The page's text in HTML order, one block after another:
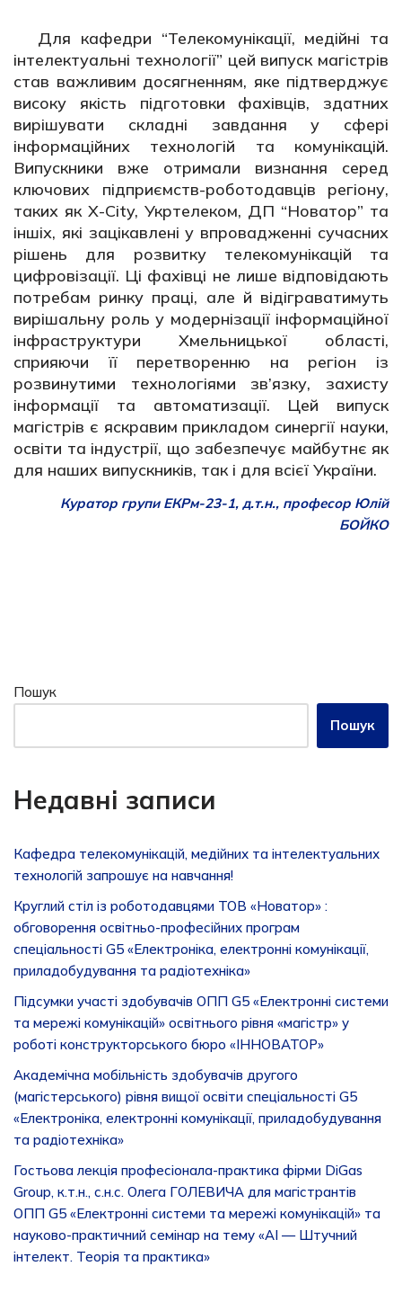
Для кафедри “Телекомунікації, медійні та
інтелектуальні технології” цей випуск магістрів
став важливим досягненням, яке підтверджує
високу якість підготовки фахівців, здатних
вирішувати складні завдання у сфері
інформаційних технологій та комунікацій.
Випускники вже отримали визнання серед
ключових підприємств-роботодавців регіону,
таких як X-City, Укртелеком, ДП “Новатор” та
іншіх, які зацікавлені у впровадженні сучасних
рішень для розвитку телекомунікацій та
цифровізації. Ці фахівці не лише відповідають
потребам ринку праці, але й відіграватимуть
вирішальну роль у модернізації інформаційної
інфраструктури Хмельницької області,
сприяючи її перетворенню на регіон із
розвинутими технологіями зв’язку, захисту
інформації та автоматизації. Цей випуск
магістрів є яскравим прикладом синергії науки,
освіти та індустрії, що забезпечує майбутнє як
для наших випускників, так і для всієї України.
Куратор групи ЕКРм-23-1, д.т.н., професор Юлій
БОЙКО
Пошук
Пошук
Недавні записи
Кафедра телекомунікацій, медійних та інтелектуальних
технологій запрошує на навчання!
Круглий стіл із роботодавцями ТОВ «Новатор» :
обговорення освітньо-професійних програм
спеціальності G5 «Електроніка, електронні комунікації,
приладобудування та радіотехніка»
Підсумки участі здобувачів ОПП G5 «Електронні системи
та мережі комунікацій» освітнього рівня «магістр» у
роботі конструкторського бюро «ІННОВАТОР»
Академічна мобільність здобувачів другого
(магістерського) рівня вищої освіти спеціальності G5
«Електроніка, електронні комунікації, приладобудування
та радіотехніка»
Гостьова лекція професіонала-практика фірми DiGas
Group, к.т.н., с.н.с. Олега ГОЛЕВИЧА для магістрантів
ОПП G5 «Електронні системи та мережі комунікацій» та
науково-практичний семінар на тему «AI — Штучний
інтелект. Теорія та практика»